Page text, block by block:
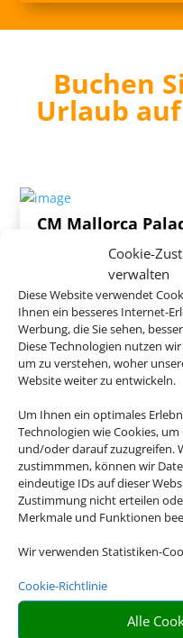
Cookie-
verwalten
Diese Website verwendet
Ihnen ein besseres Internet-
Werbung, die Sie sehen,
Diese Technologien nutzen
um zu verstehen, woher
Website weiter zu entwickeln.
Um Ihnen ein optimales
Technologien wie Cookies,
und/oder darauf zuzugreifen.
zustimmmen, können wir
eindeutige IDs auf dieser
Zustimmung nicht erteilen
Merkmale und Funktionen
Wir verwenden Statistiken-
Cookie-Richtlinie
Alle
Buchen
Urlaub
CM Mallorca
Sa Coma, Mallorca
ab
Zafiro Can
Can Picafort,
ab